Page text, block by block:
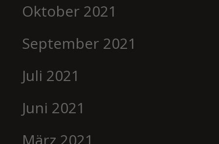
Oktober 2021
September 2021
Juli 2021
Juni 2021
März 2021